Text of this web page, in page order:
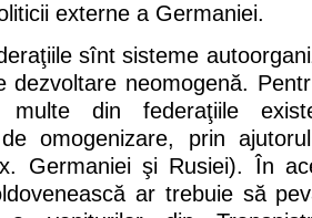
externe a Germaniei.
sînt sisteme
dezvoltare neomogenă.
din federaţiile
omogenizare, prin
Germaniei şi Rusiei). În
ar trebuie să